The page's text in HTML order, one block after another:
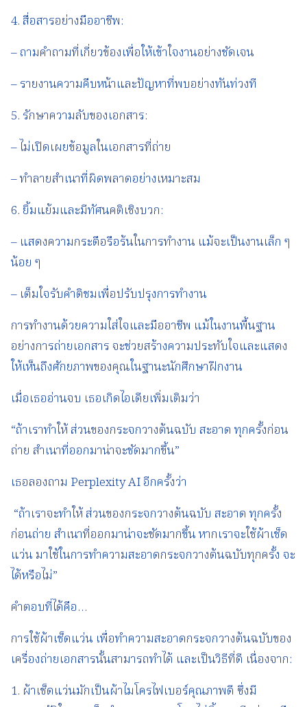
4. สื่อสารอย่างมืออาชีพ:
– ถามคำถามที่เกี่ยวข้องเพื่อให้เข้าใจงานอย่างชัดเจน
– รายงานความคืบหน้าและปัญหาที่พบอย่างทันท่วงที
5. รักษาความลับของเอกสาร:
– ไม่เปิดเผยข้อมูลในเอกสารที่ถ่าย
– ทำลายสำเนาที่ผิดพลาดอย่างเหมาะสม
6. ยิ้มแย้มและมีทัศนคติเชิงบวก:
– แสดงความกระตือรือร้นในการทำงาน แม้จะเป็นงานเล็ก ๆ
น้อย ๆ
– เต็มใจรับคำติชมเพื่อปรับปรุงการทำงาน
การทำงานด้วยความใส่ใจและมืออาชีพ แม้ในงานพื้นฐาน
อย่างการถ่ายเอกสาร จะช่วยสร้างความประทับใจและแสดง
ให้เห็นถึงศักยภาพของคุณในฐานะนักศึกษาฝึกงาน
เมื่อเธออ่านจบ เธอเกิดไอเดียเพิ่มเติมว่า
“ถ้าเราทำให้ ส่วนของกระจกวางต้นฉบับ สะอาด ทุกครั้งก่อน
ถ่าย สำเนาที่ออกมาน่าจะชัดมากขึ้น”
เธอลองถาม Perplexity AI อีกครั้งว่า
“ถ้าเราจะทำให้ ส่วนของกระจกวางต้นฉบับ สะอาด ทุกครั้ง
ก่อนถ่าย สำเนาที่ออกมาน่าจะชัดมากขึ้น หากเราจะใช้ผ้าเช็ด
แว่น มาใช้ในการทำความสะอาดกระจกวางต้นฉบับทุกครั้ง จะ
ได้หรือไม่”
คำตอบที่ได้คือ…
การใช้ผ้าเช็ดแว่น เพื่อทำความสะอาดกระจกวางต้นฉบับของ
เครื่องถ่ายเอกสารนั้นสามารถทำได้ และเป็นวิธีที่ดี เนื่องจาก:
1. ผ้าเช็ดแว่นมักเป็นผ้าไมโครไฟเบอร์คุณภาพดี ซึ่งมี